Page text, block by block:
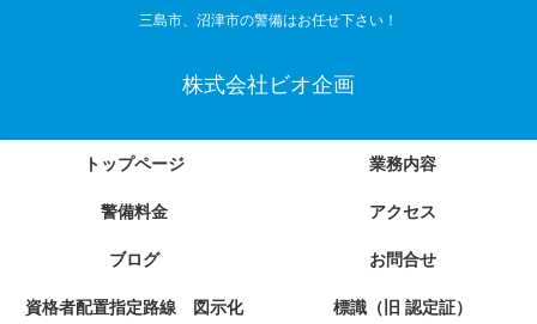
三島市、沼津市の警備はお任せ下さい！
株式会社ビオ企画
トップページ 業務内容
警備料金 アクセス
ブログ お問合せ
資格者配置指定路線 図示化 標識（旧 認定証）